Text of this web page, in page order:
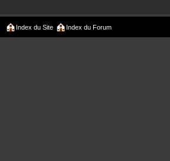
Index du Site Index du Forum